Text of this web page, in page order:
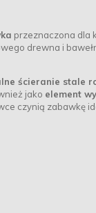
przeznaczona dla
drewna i
ścieranie stale
jako element
czynią zabawkę